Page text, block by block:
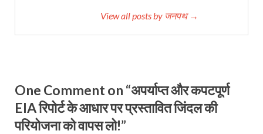
View all posts by जनपथ →
One Comment on “अपर्याप्त और कपटपूर्ण
EIA रिपोर्ट के आधार पर प्रस्तावित जिंदल की
परियोजना को वापस लो!”